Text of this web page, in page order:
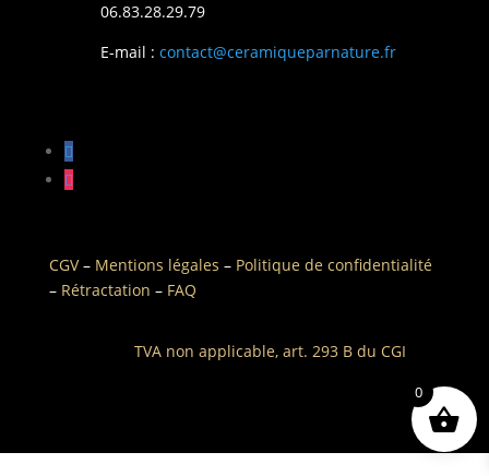
06.83.28.29.79
E-mail : contact@ceramiqueparnature.fr
CGV– Mentions légales – Politique de confidentialité
– Rétractation – FAQ
TVA non applicable, art. 293 B du CGI
0